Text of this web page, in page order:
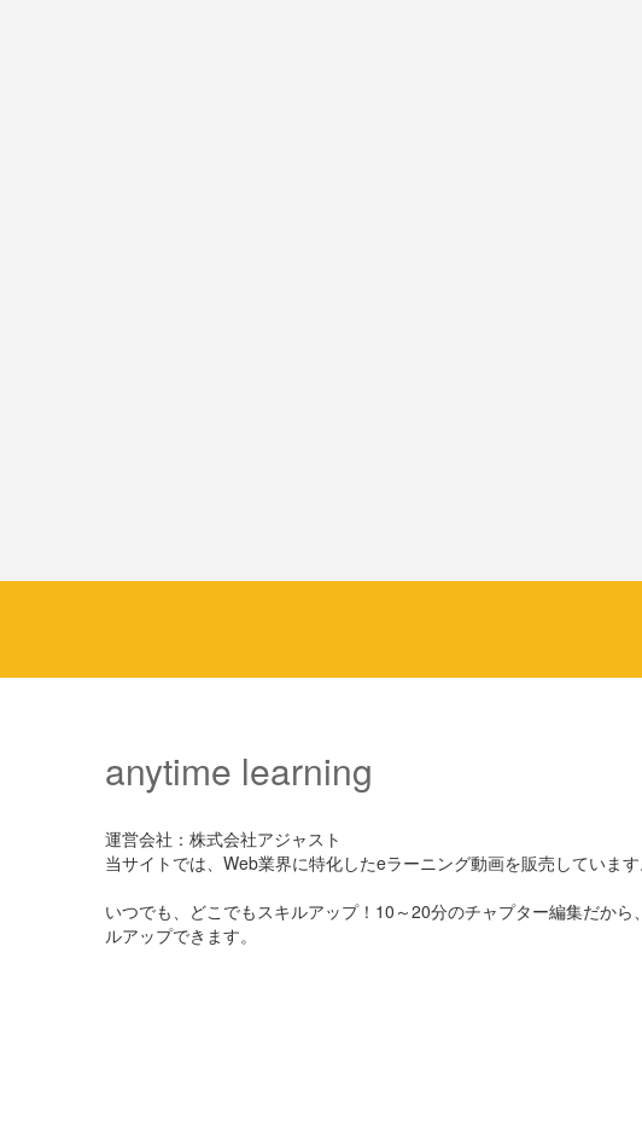
anytime learning
運営会社：株式会社アジャスト
当サイトでは、Web業界に特化したeラーニング動画を販売しています
いつでも、どこでもスキルアップ！10～20分のチャプター編集だから
ルアップできます。